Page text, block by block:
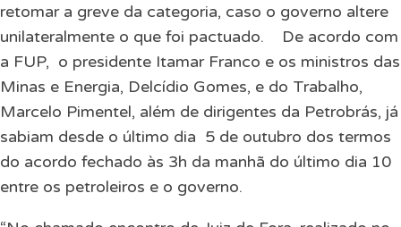
retomar a greve da categoria, caso o governo altere
unilateralmente o que foi pactuado.
De acordo com
a FUP, o presidente Itamar Franco e os ministros das
Minas e Energia, Delcídio Gomes, e do Trabalho,
Marcelo Pimentel, além de dirigentes da Petrobrás, já
sabiam desde o último dia 5 de outubro dos termos
do acordo fechado às 3h da manhã do último dia 10
entre os petroleiros e o governo.